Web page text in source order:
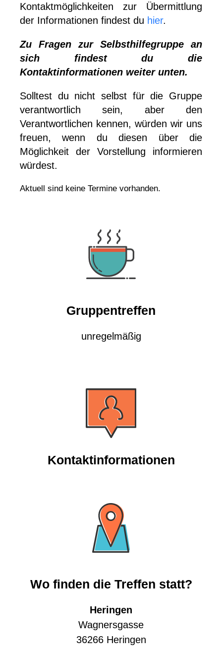
Kontaktmöglichkeiten zur Übermittlung
der Informationen findest du hier.
Zu Fragen zur Selbsthilfegruppe an
sich findest du die
Kontaktinformationen weiter unten.
Solltest du nicht selbst für die Gruppe
verantwortlich sein, aber den
Verantwortlichen kennen, würden wir uns
freuen, wenn du diesen über die
Möglichkeit der Vorstellung informieren
würdest.
Aktuell sind keine Termine vorhanden.
Gruppentreffen
unregelmäßig
Kontaktinformationen
Wo finden die Treffen statt?
Heringen
Wagnersgasse
36266 Heringen